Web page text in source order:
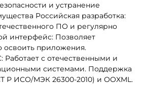
и устранение
Российская разработка:
ПО и регулярно
интерфейс: Позволяет
освоить приложения.
Работает с отечественными и
системами. Поддержка
Р ИСО/МЭК 26300-2010) и OOXML.